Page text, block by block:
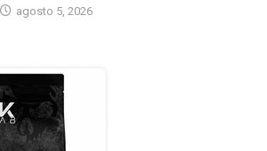
agosto 5, 2026